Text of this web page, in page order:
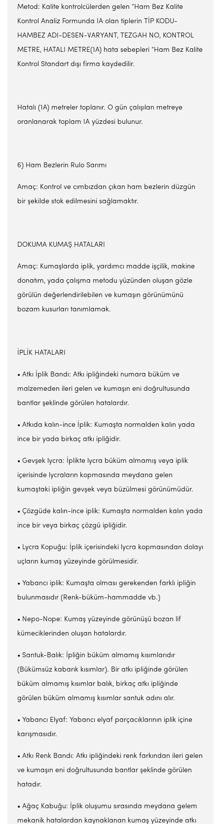
Metod: Kalite kontrolcülerden gelen “Ham Bez Kalite
Kontrol Analiz Formunda IA olan tiplerin TİP KODU-
HAMBEZ ADI-DESEN-VARYANT, TEZGAH NO, KONTROL
METRE, HATALI METRE(1A) hata sebepleri “Ham Bez Kalite
Kontrol Standart dışı firma kaydedilir.
Hatalı (1A) metreler toplanır. O gün çalışılan metreye
oranlanarak toplam IA yüzdesi bulunur.
6) Ham Bezlerin Rulo Sarımı
Amaç: Kontrol ve cımbızdan çıkan ham bezlerin düzgün
bir şekilde stok edilmesini sağlamaktır.
DOKUMA KUMAŞ HATALARI
Amaç: Kumaşlarda iplik, yardımcı madde işçilik, makine
donatım, yada çalışma metodu yüzünden oluşan gözle
görülün değerlendirilebilen ve kumaşın görünümünü
bozam kusurları tanımlamak.
İPLİK HATALARI
• Atkı İplik Bandı: Atkı ipliğindeki numara büküm ve
malzemeden ileri gelen ve kumaşın eni doğrultusunda
bantlar şeklinde görülen hatalardır.
• Atkıda kalın-ince İplik: Kumaşta normalden kalın yada
ince bir yada birkaç atkı ipliğidir.
• Gevşek lycra: İplikte lycra büküm almamış veya iplik
içerisinde lycraların kopmasında meydana gelen
kumaştaki ipliğin gevşek veya büzülmesi görünümüdür.
• Çözgüde kalın-ince iplik: Kumaşta normalden kalın yada
ince bir veya birkaç çözgü ipliğidir.
• Lycra Kopuğu: İplik içerisindeki lycra kopmasından dolayı
uçların kumaş yüzeyinde görülmesidir.
• Yabancı iplik: Kumaşta olması gerekenden farklı ipliğin
bulunmasıdır (Renk-büküm-hammadde vb.)
• Nepo-Nope: Kumaş yüzeyinde görünüşü bozan lif
kümeciklerinden oluşan hatalardır.
• Santuk-Balık: İpliğin büküm almamış kısımlarıdır
(Bükümsüz kabarık kısımlar). Bir atkı ipliğinde görülen
büküm almamış kısımlar balık, birkaç atkı ipliğinde
görülen büküm almamış kısımlar santuk adını alır.
• Yabancı Elyaf: Yabancı elyaf parçacıklarının iplik içine
karışmasıdır.
• Atkı Renk Bandı: Atkı ipliğindeki renk farkından ileri gelen
ve kumaşın eni doğrultusunda bantlar şeklinde görülen
hatadır.
• Ağaç Kabuğu: İplik oluşumu sırasında meydana gelem
mekanik hatalardan kaynaklanan kumaş yüzeyinde atkı